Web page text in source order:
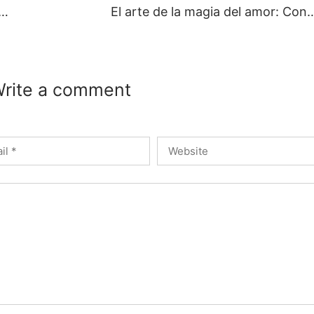
para encontrar los mejores hoteles todo incluido a bajo costo El arte de la magia del amor:
a comment